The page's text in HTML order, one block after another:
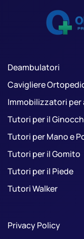
Deambulatori
Cavigliere
Immobilizzatori per
Tutori per il
Tutori per Mano e
Tutori per il Gomito
Tutori per il Piede
Tutori Walker
Privacy Policy